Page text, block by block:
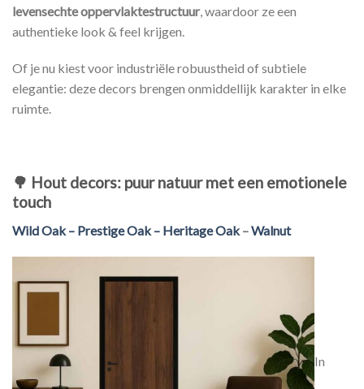
levensechte oppervlaktestructuur , waardoor ze een
authentieke look & feel krijgen.
Of je nu kiest voor industriële robuustheid of subtiele
elegantie: deze decors brengen onmiddellijk karakter in elke
ruimte.
🌳 Hout decors: puur natuur met een emotionele
touch
Wild Oak – Prestige Oak – Heritage Oak–Walnut
In